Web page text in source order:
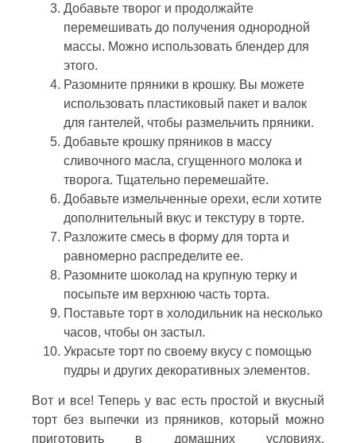
Добавьте творог и продолжайте
перемешивать до получения однородной
массы. Можно использовать блендер для
этого.
Разомните пряники в крошку. Вы можете
использовать пластиковый пакет и валок
для гантелей, чтобы размельчить пряники.
Добавьте крошку пряников в массу
сливочного масла, сгущенного молока и
творога. Тщательно перемешайте.
Добавьте измельченные орехи, если хотите
дополнительный вкус и текстуру в торте.
Разложите смесь в форму для торта и
равномерно распределите ее.
Разомните шоколад на крупную терку и
посыпьте им верхнюю часть торта.
Поставьте торт в холодильник на несколько
часов, чтобы он застыл.
Украсьте торт по своему вкусу с помощью
пудры и других декоративных элементов.
Вот и все! Теперь у вас есть простой и вкусный
торт без выпечки из пряников, который можно
приготовить в домашних условиях.